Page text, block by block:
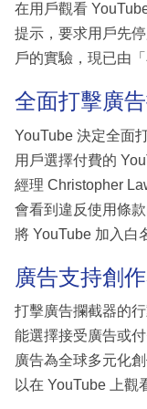
在用戶觀看
提示，要求用戶先
戶的實驗，現已由
全面打擊廣
YouTube 決定全面
用戶選擇付費的
經理 Christopher
會看到違反使用條
將 YouTube 加入白
廣告支持創
打擊廣告攔截器的
能選擇接受廣告或
廣告為全球多元化
以在 YouTube 上觀